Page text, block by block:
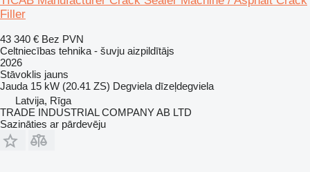
Filler
43 340 € Bez PVN
Celtniecības tehnika - šuvju aizpildītājs
2026
Stāvoklis jauns
Jauda 15 kW (20.41 ZS) Degviela dīzeļdegviela
Latvija, Rīga
TRADE INDUSTRIAL COMPANY AB LTD
Sazināties ar pārdevēju